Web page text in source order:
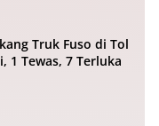
Truk Fuso di Tol
1 Tewas, 7 Terluka